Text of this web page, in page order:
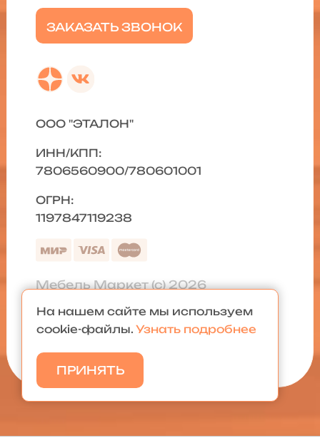
ЗАКАЗАТЬ ЗВОНОК
ООО "ЭТАЛОН"
ИНН/КПП:
7806560900/780601001
ОГРН:
1197847119238
Мебель Маркет (с) 2026
Политика конфиденциальности
Карта сайта
На нашем сайте мы используем
cookie-файлы. Узнать подробнее
ПРИНЯТЬ